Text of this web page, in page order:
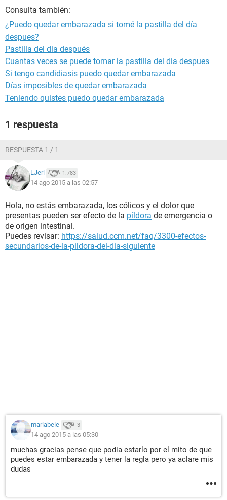
Consulta también:
¿Puedo quedar embarazada si tomé la pastilla del día
despues?
Pastilla del dia después
Cuantas veces se puede tomar la pastilla del dia despues
Si tengo candidiasis puedo quedar embarazada
Días imposibles de quedar embarazada
Teniendo quistes puedo quedar embarazada
1 respuesta
RESPUESTA 1 / 1
LJeri 1.783
14 ago 2015 a las 02:57
Hola, no estás embarazada, los cólicos y el dolor que
presentas pueden ser efecto de la píldora de emergencia o
de origen intestinal.
Puedes revisar: https://salud.ccm.net/faq/3300-efectos-
secundarios-de-la-pildora-del-dia-siguiente
mariabele 3
14 ago 2015 a las 05:30
muchas gracias pense que podia estarlo por el mito de que
puedes estar embarazada y tener la regla pero ya aclare mis
dudas